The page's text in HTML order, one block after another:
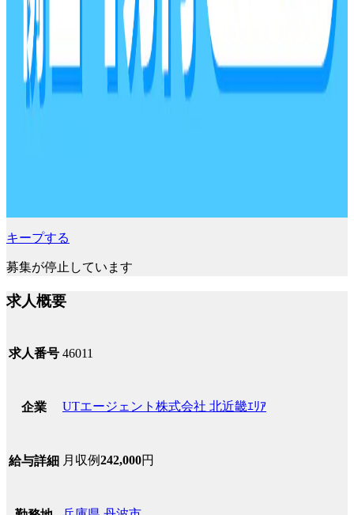
キープする
募集が停止しています
求人概要
求人番号 46011
企業 UTエージェント株式会社 北近畿ｴﾘｱ
給与詳細 月収例242,000円